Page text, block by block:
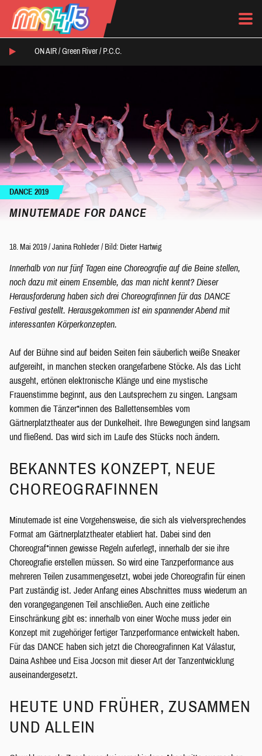
ON AIR / Green River / P.C.C.
DANCE 2019
MINUTEMADE FOR DANCE
18. Mai 2019 / Janina Rohleder / Bild: Dieter Hartwig
Innerhalb von nur fünf Tagen eine Choreografie auf die Beine stellen,
noch dazu mit einem Ensemble, das man nicht kennt? Dieser
Herausforderung haben sich drei Choreografinnen für das DANCE
Festival gestellt. Herausgekommen ist ein spannender Abend mit
interessanten Körperkonzepten.
Auf der Bühne sind auf beiden Seiten fein säuberlich weiße Sneaker
aufgereiht, in manchen stecken orangefarbene Stöcke. Als das Licht
ausgeht, ertönen elektronische Klänge und eine mystische
Frauenstimme beginnt, aus den Lautsprechern zu singen. Langsam
kommen die Tänzer*innen des Ballettensembles vom
Gärtnerplatztheater aus der Dunkelheit. Ihre Bewegungen sind langsam
und fließend. Das wird sich im Laufe des Stücks noch ändern.
BEKANNTES KONZEPT, NEUE
CHOREOGRAFINNEN
Minutemade ist eine Vorgehensweise, die sich als vielversprechendes
Format am Gärtnerplatztheater etabliert hat. Dabei sind den
Choreograf*innen gewisse Regeln auferlegt, innerhalb der sie ihre
Choreografie erstellen müssen. So wird eine Tanzperformance aus
mehreren Teilen zusammengesetzt, wobei jede Choreografin für einen
Part zuständig ist. Jeder Anfang eines Abschnittes muss wiederum an
den vorangegangenen Teil anschließen. Auch eine zeitliche
Einschränkung gibt es: innerhalb von einer Woche muss jeder ein
Konzept mit zugehöriger fertiger Tanzperformance entwickelt haben.
Für das DANCE haben sich jetzt die Choreografinnen Kat Válastur,
Daina Ashbee und Eisa Jocson mit dieser Art der Tanzentwicklung
auseinandergesetzt.
HEUTE UND FRÜHER, ZUSAMMEN
UND ALLEIN